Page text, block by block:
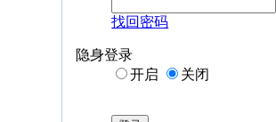
找回密码
隐身登录
开启
关闭